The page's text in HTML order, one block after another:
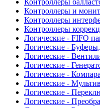
Контроллеры
Контроллеры и
Контроллеры
Контроллеры
Логические - FIFO
Логические -
Логические -
Логические -
Логические -
Логические -
Логические -
Логические -